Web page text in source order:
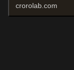
crorolab.com